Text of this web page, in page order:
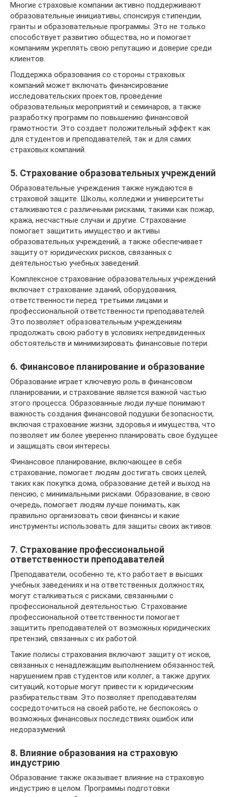
Многие страховые компании активно поддерживают
образовательные инициативы, спонсируя стипендии,
гранты и образовательные программы. Это не только
способствует развитию общества, но и помогает
компаниям укреплять свою репутацию и доверие среди
клиентов.
Поддержка образования со стороны страховых
компаний может включать финансирование
исследовательских проектов, проведение
образовательных мероприятий и семинаров, а также
разработку программ по повышению финансовой
грамотности. Это создает положительный эффект как
для студентов и преподавателей, так и для самих
страховых компаний.
5. Страхование образовательных учреждений
Образовательные учреждения также нуждаются в
страховой защите. Школы, колледжи и университеты
сталкиваются с различными рисками, такими как пожар,
кража, несчастные случаи и другие. Страхование
помогает защитить имущество и активы
образовательных учреждений, а также обеспечивает
защиту от юридических рисков, связанных с
деятельностью учебных заведений.
Комплексное страхование образовательных учреждений
включает страхование зданий, оборудования,
ответственности перед третьими лицами и
профессиональной ответственности преподавателей.
Это позволяет образовательным учреждениям
продолжать свою работу в условиях непредвиденных
обстоятельств и минимизировать финансовые потери.
6. Финансовое планирование и образование
Образование играет ключевую роль в финансовом
планировании, и страхование является важной частью
этого процесса. Образованные люди лучше понимают
важность создания финансовой подушки безопасности,
включая страхование жизни, здоровья и имущества, что
позволяет им более уверенно планировать свое будущее
и защищать свои интересы.
Финансовое планирование, включающее в себя
страхование, помогает людям достигать своих целей,
таких как покупка дома, образование детей и выход на
пенсию, с минимальными рисками. Образование, в свою
очередь, помогает людям лучше понимать, как
правильно организовать свои финансы и какие
инструменты использовать для защиты своих активов.
7. Страхование профессиональной
ответственности преподавателей
Преподаватели, особенно те, кто работает в высших
учебных заведениях и на ответственных должностях,
могут сталкиваться с рисками, связанными с
профессиональной деятельностью. Страхование
профессиональной ответственности помогает
защитить преподавателей от возможных юридических
претензий, связанных с их работой.
Такие полисы страхования включают защиту от исков,
связанных с ненадлежащим выполнением обязанностей,
нарушением прав студентов или коллег, а также других
ситуаций, которые могут привести к юридическим
разбирательствам. Это позволяет преподавателям
сосредоточиться на своей работе, не беспокоясь о
возможных финансовых последствиях ошибок или
недоразумений.
8. Влияние образования на страховую
индустрию
Образование также оказывает влияние на страховую
индустрию в целом. Программы подготовки